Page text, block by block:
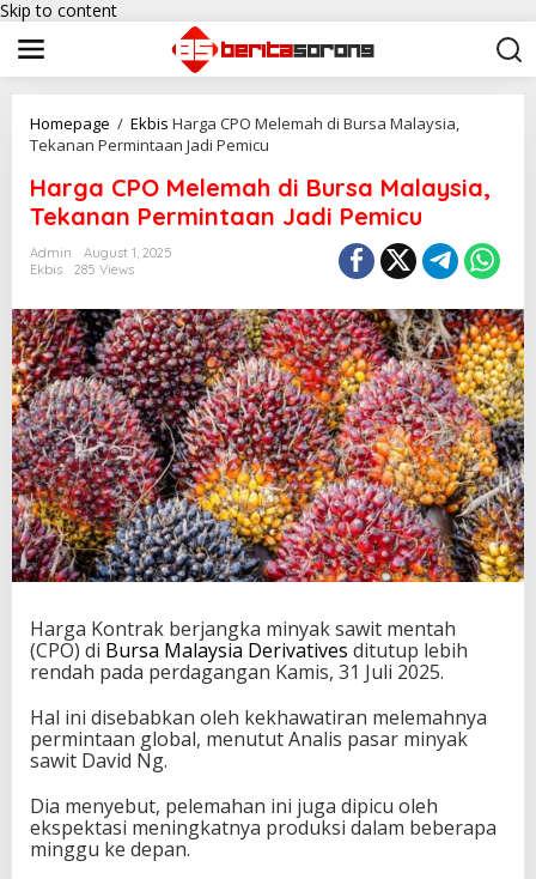
Skip to content
Homepage / Ekbis Harga CPO Melemah di Bursa Malaysia,
Tekanan Permintaan Jadi Pemicu
Harga CPO Melemah di Bursa Malaysia,
Tekanan Permintaan Jadi Pemicu
Admin
August 1, 2025
Ekbis
285 Views
Harga Kontrak berjangka minyak sawit mentah
(CPO) di Bursa Malaysia Derivatives ditutup lebih
rendah pada perdagangan Kamis, 31 Juli 2025.
Hal ini disebabkan oleh kekhawatiran melemahnya
permintaan global, menutut Analis pasar minyak
sawit David Ng.
Dia menyebut, pelemahan ini juga dipicu oleh
ekspektasi meningkatnya produksi dalam beberapa
minggu ke depan.